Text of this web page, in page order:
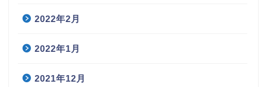
2022年2月
2022年1月
2021年12月